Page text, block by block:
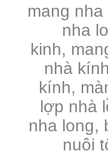
mang
nha
kinh,
nhà
kính,
lợp nhà
nha long,
nuôi